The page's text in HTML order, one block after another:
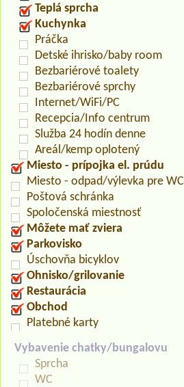
Teplá sprcha
Kuchynka
Práčka
Detské ihrisko/baby room
Bezbariérové toalety
Bezbariérové sprchy
Internet/WiFi/PC
Recepcia/Info centrum
Služba 24 hodín denne
Areál/kemp oplotený
Miesto - prípojka el. prúdu
Miesto - odpad/výlevka pre WC
Poštová schránka
Spoločenská miestnosť
Môžete mať zviera
Parkovisko
Úschovňa bicyklov
Ohnisko/grilovanie
Restaurácia
Obchod
Platebné karty
Vybavenie chatky/bungalovu
Sprcha
WC